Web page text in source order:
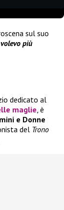
sul suo
più
dedicato al
maglie, è
e Donne
del Trono